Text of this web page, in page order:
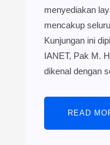
menyediakan
mencakup
Kunjungan ini
IANET, Pak M.
dikenal dengan
READ